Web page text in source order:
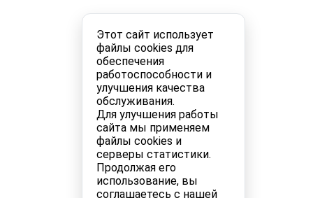
Этот сайт использует
файлы cookies для
обеспечения
работоспособности и
улучшения качества
обслуживания.
Для улучшения работы
сайта мы применяем
файлы cookies и
серверы статистики.
Продолжая его
использование, вы
соглашаетесь с нашей